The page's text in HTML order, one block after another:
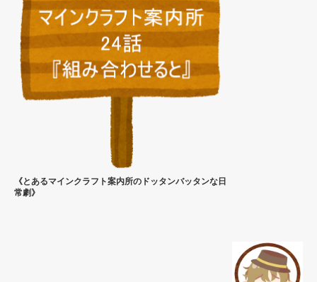
《とあるマインクラフト案内所のドッタンバッタンな日
常劇》